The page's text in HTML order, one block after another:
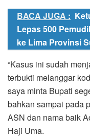
BACA JUGA :
Lepas 500
ke Lima Provinsi
“Kasus ini sudah
terbukti melanggar
saya minta Bupati
bahkan sampai pada
ASN dan nama baik
Haji Uma.